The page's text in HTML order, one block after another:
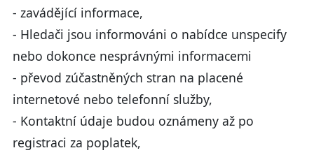
- zavádějící informace,
- Hledači jsou informováni o nabídce unspecify
nebo dokonce nesprávnými informacemi
- převod zúčastněných stran na placené
internetové nebo telefonní služby,
- Kontaktní údaje budou oznámeny až po
registraci za poplatek,